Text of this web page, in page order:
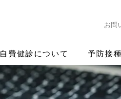
お問
自費健診について 予防接